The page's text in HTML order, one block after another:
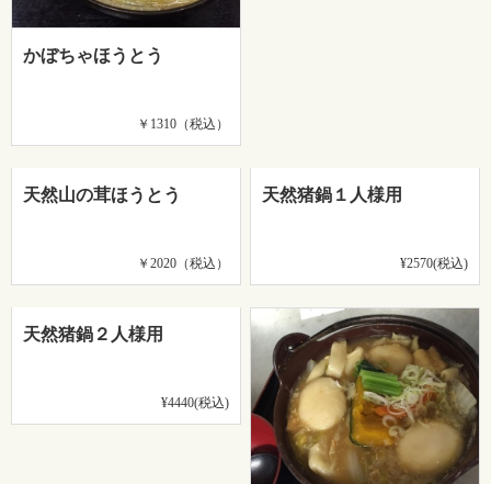
かぼちゃほうとう
￥1310（税込）
天然山の茸ほうとう
￥2020（税込）
天然猪鍋１人様用
¥2570(税込)
天然猪鍋２人様用
¥4440(税込)